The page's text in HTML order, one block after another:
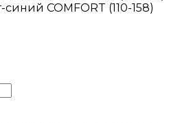
COMFORT (110-158)